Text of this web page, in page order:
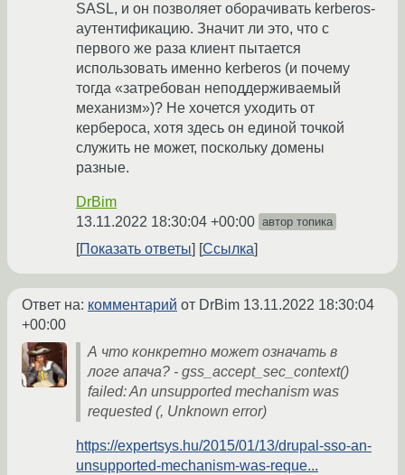
SASL, и он позволяет оборачивать kerberos-
аутентификацию. Значит ли это, что с
первого же раза клиент пытается
использовать именно kerberos (и почему
тогда «затребован неподдерживаемый
механизм»)? Не хочется уходить от
кербероса, хотя здесь он единой точкой
служить не может, поскольку домены
разные.
DrBim
13.11.2022 18:30:04 +00:00 автор топика
Показать ответы Ссылка
Ответ на: комментарий от DrBim 13.11.2022 18:30:04
+00:00
А что конкретно может означать в
логе апача? - gss_accept_sec_context()
failed: An unsupported mechanism was
requested (, Unknown error)
https://expertsys.hu/2015/01/13/drupal-sso-an-
unsupported-mechanism-was-reque...